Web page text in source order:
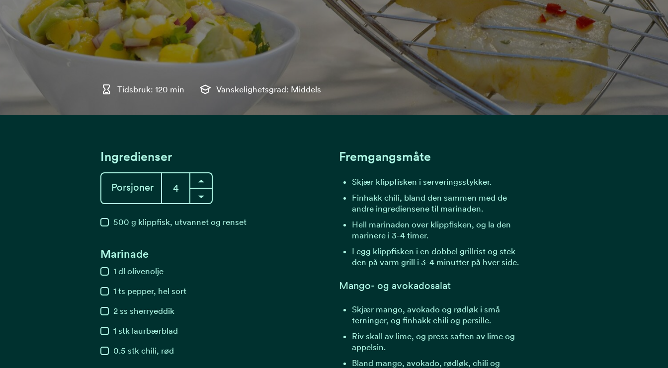
Tidsbruk: 120 min Vanskelighetsgrad: Middels
Ingredienser
Porsjoner
500 g klippfisk, utvannet og renset
Marinade
1 dl olivenolje
1 ts pepper, hel sort
2 ss sherryeddik
1 stk laurbærblad
0.5 stk chili, rød
Fremgangsmåte
Skjær klippfisken i serveringsstykker.
Finhakk chili, bland den sammen med de
andre ingrediensene til marinaden.
Hell marinaden over klippfisken, og la den
marinere i 3-4 timer.
Legg klippfisken i en dobbel grillrist og stek
den på varm grill i 3-4 minutter på hver side.
Mango- og avokadosalat
Skjær mango, avokado og rødløk i små
terninger, og finhakk chili og persille.
Riv skall av lime, og press saften av lime og
appelsin.
Bland mango, avokado, rødløk, chili og